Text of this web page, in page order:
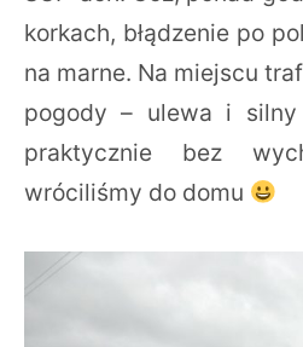
korkach, błądzenie po
na marne. Na miejscu
pogody – ulewa i silny
praktycznie bez
wróciliśmy do domu